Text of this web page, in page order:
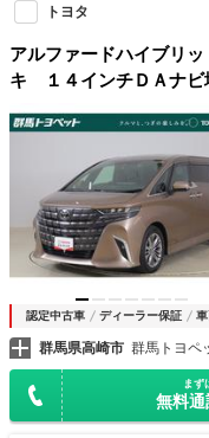
トヨタ
アルファードハイブ
キ １４インチＤＡナ
ダークルーズ 車線逸
ドラレコ パワーバッ
認定中古車 ディーラー保証
群馬県高崎市 群馬トヨペ
まず
無料